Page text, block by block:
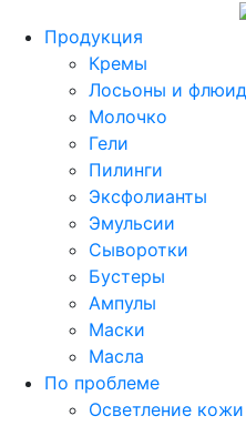
Продукция
Кремы
Лосьоны и флюид
Молочко
Гели
Пилинги
Эксфолианты
Эмульсии
Сыворотки
Бустеры
Ампулы
Маски
Масла
По проблеме
Осветление кожи